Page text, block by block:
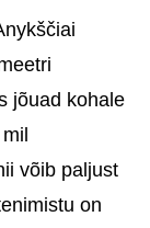
jõuad kohale
võib paljust
on